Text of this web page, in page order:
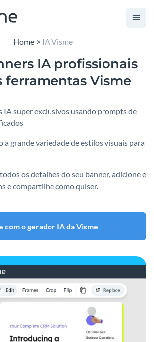
Home IA Visme
IA profissionais
ferramentas Visme
IA super exclusivos usando prompts de
a grande variedade de estilos visuais para
os detalhes do seu banner, adicione e
e compartilhe como quiser.
com o gerador IA da Visme